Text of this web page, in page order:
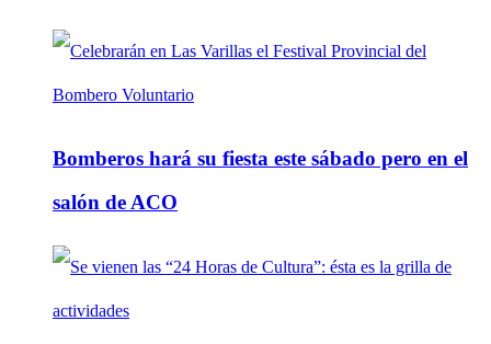
Bomberos hará su fiesta este sábado pero en el
salón de ACO